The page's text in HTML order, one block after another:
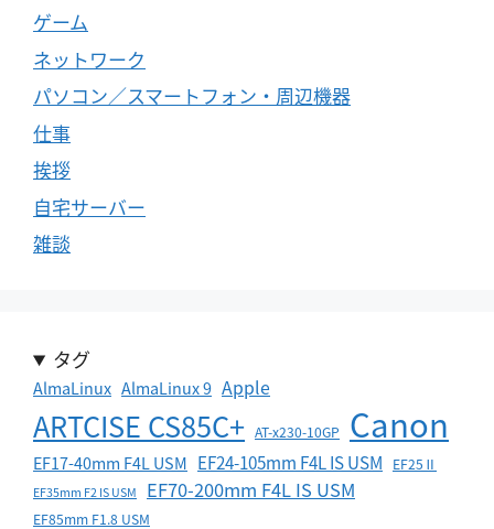
ゲーム
ネットワーク
パソコン／スマートフォン・周辺機器
仕事
挨拶
自宅サーバー
雑談
タグ
AlmaLinux AlmaLinux 9 Apple
ARTCISE CS85C+ AT-x230-10GP Canon
EF17-40mm F4L USM EF24-105mm F4L IS USM EF25Ⅱ
EF35mm F2 IS USM EF70-200mm F4L IS USM
EF85mm F1.8 USM